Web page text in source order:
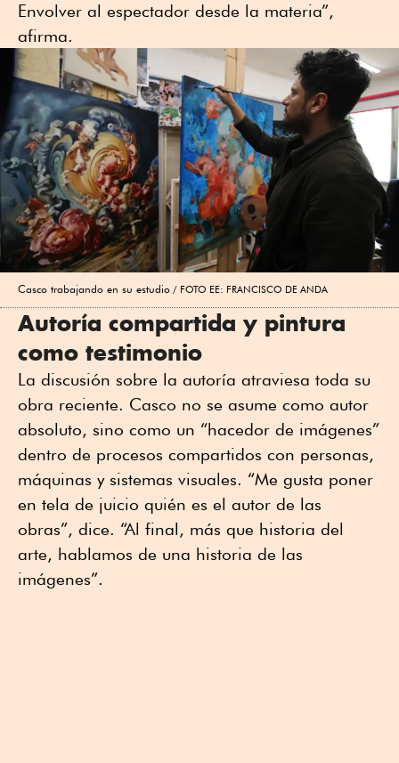
Envolver al espectador desde la materia”,
afirma.
Casco trabajando en su estudio FOTO EE: FRANCISCO DE ANDA
Autoría compartida y pintura
como testimonio
La discusión sobre la autoría atraviesa toda su
obra reciente. Casco no se asume como autor
absoluto, sino como un “hacedor de imágenes”
dentro de procesos compartidos con personas,
máquinas y sistemas visuales. “Me gusta poner
en tela de juicio quién es el autor de las
obras”, dice. “Al final, más que historia del
arte, hablamos de una historia de las
imágenes”.